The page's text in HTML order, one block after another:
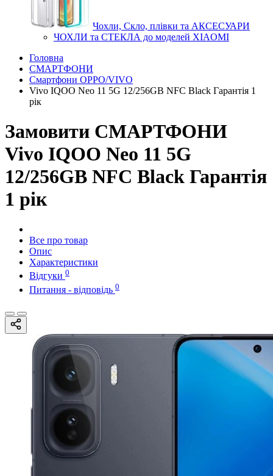
Чохли, Скло, плівки та АКСЕСУАРИ
ЧОХЛИ та СТЕКЛА до моделей XIAOMI
Головна
СМАРТФОНИ
Смартфони OPPO/VIVO
Vivo IQOO Neo 11 5G 12/256GB NFC Black Гарантія 1
рік
Замовити СМАРТФОНИ
Vivo IQOO Neo 11 5G
12/256GB NFC Black Гарантія
1 рік
Все про товар
Опис
Характеристики
Відгуки 0
Питання - відповідь 0